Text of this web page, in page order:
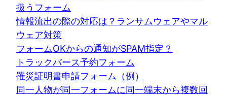
扱うフォーム
情報流出の際の対応は？ランサムウェアやマル
ウェア対策
フォームOKからの通知がSPAM指定？
トラックバース予約フォーム
罹災証明書申請フォーム（例）
同一人物が同一フォームに同一端末から複数回